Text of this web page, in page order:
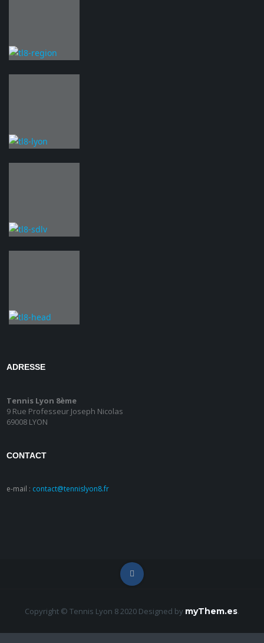
ADRESSE
Tennis Lyon 8ème
9 Rue Professeur Joseph Nicolas
69008 LYON
CONTACT
e-mail : contact@tennislyon8.fr
Copyright © Tennis Lyon 8 2020 Designed by myThem.es.